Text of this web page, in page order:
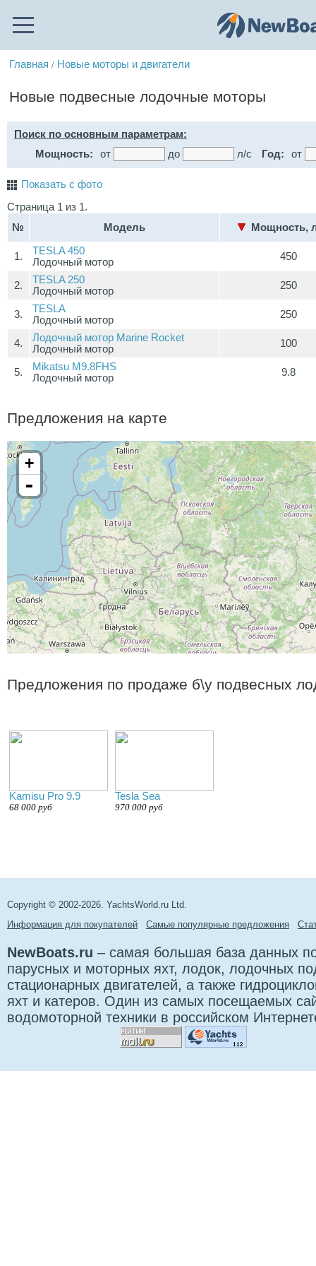
Главная / Новые моторы и двигатели
Новые подвесные лодочные моторы
Поиск по основным параметрам:
Мощность:
от до л/с Год: от
Показать с фото
Страница 1 из 1.
№
Модель Мощность,
1.
TESLA 450
Лодочный мотор
450
2.
TESLA 250
Лодочный мотор
250
3.
TESLA
Лодочный мотор
250
4.
Лодочный мотор Marine Rocket
Лодочный мотор
100
5.
Mikatsu M9.8FHS
Лодочный мотор
9.8
Предложения на карте
+
-
Предложения по продаже б\у подвесных
Kamisu Pro 9.9
68 000 руб
Tesla Sea
970 000 руб
Copyright © 2002-2026. YachtsWorld.ru Ltd.
Информация для покупателей
Самые популярные предложения
NewBoats.ru – самая большая база данных
парусных и моторных яхт, лодок, лодочных
стационарных двигателей, а также
яхт и катеров. Один из самых посещаемых
водомоторной техники в российском